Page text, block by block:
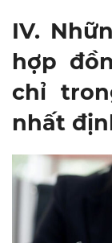
IV.
hợp
chỉ
nhất